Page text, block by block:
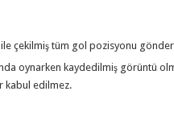
ile çekilmiş tüm gol pozisyonu
oynarken kaydedilmiş görüntü
kabul edilmez.